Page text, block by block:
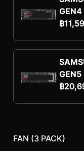
GEN4
฿
GEN5
฿
FAN (3 PACK)